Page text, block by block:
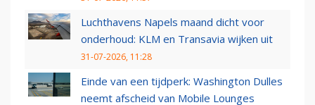
Luchthavens Napels maand dicht voor
onderhoud: KLM en Transavia wijken uit
31-07-2026, 11:28
Einde van een tijdperk: Washington Dulles
neemt afscheid van Mobile Lounges